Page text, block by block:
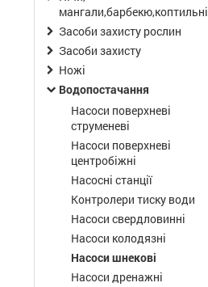
мангали,барбекю,коптильні
Засоби захисту рослин
Засоби захисту
Ножі
Водопостачання
Насоси поверхневі
струменеві
Насоси поверхневі
центробіжні
Насосні станції
Контролери тиску води
Насоси свердловинні
Насоси колодязні
Насоси шнекові
Насоси дренажні